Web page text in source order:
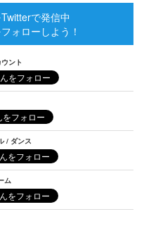
で発信中
ォローしよう！
ント
/ ダンス
ム